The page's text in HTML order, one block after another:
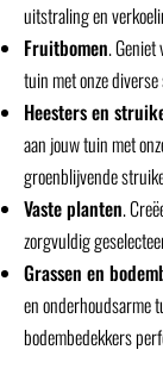
uitstraling en
Fruitbomen.
tuin met onze
Heesters en
aan jouw tuin met
groenblijvende
Vaste planten.
zorgvuldig
Grassen en
en onderhoudsarme
bodembedekkers